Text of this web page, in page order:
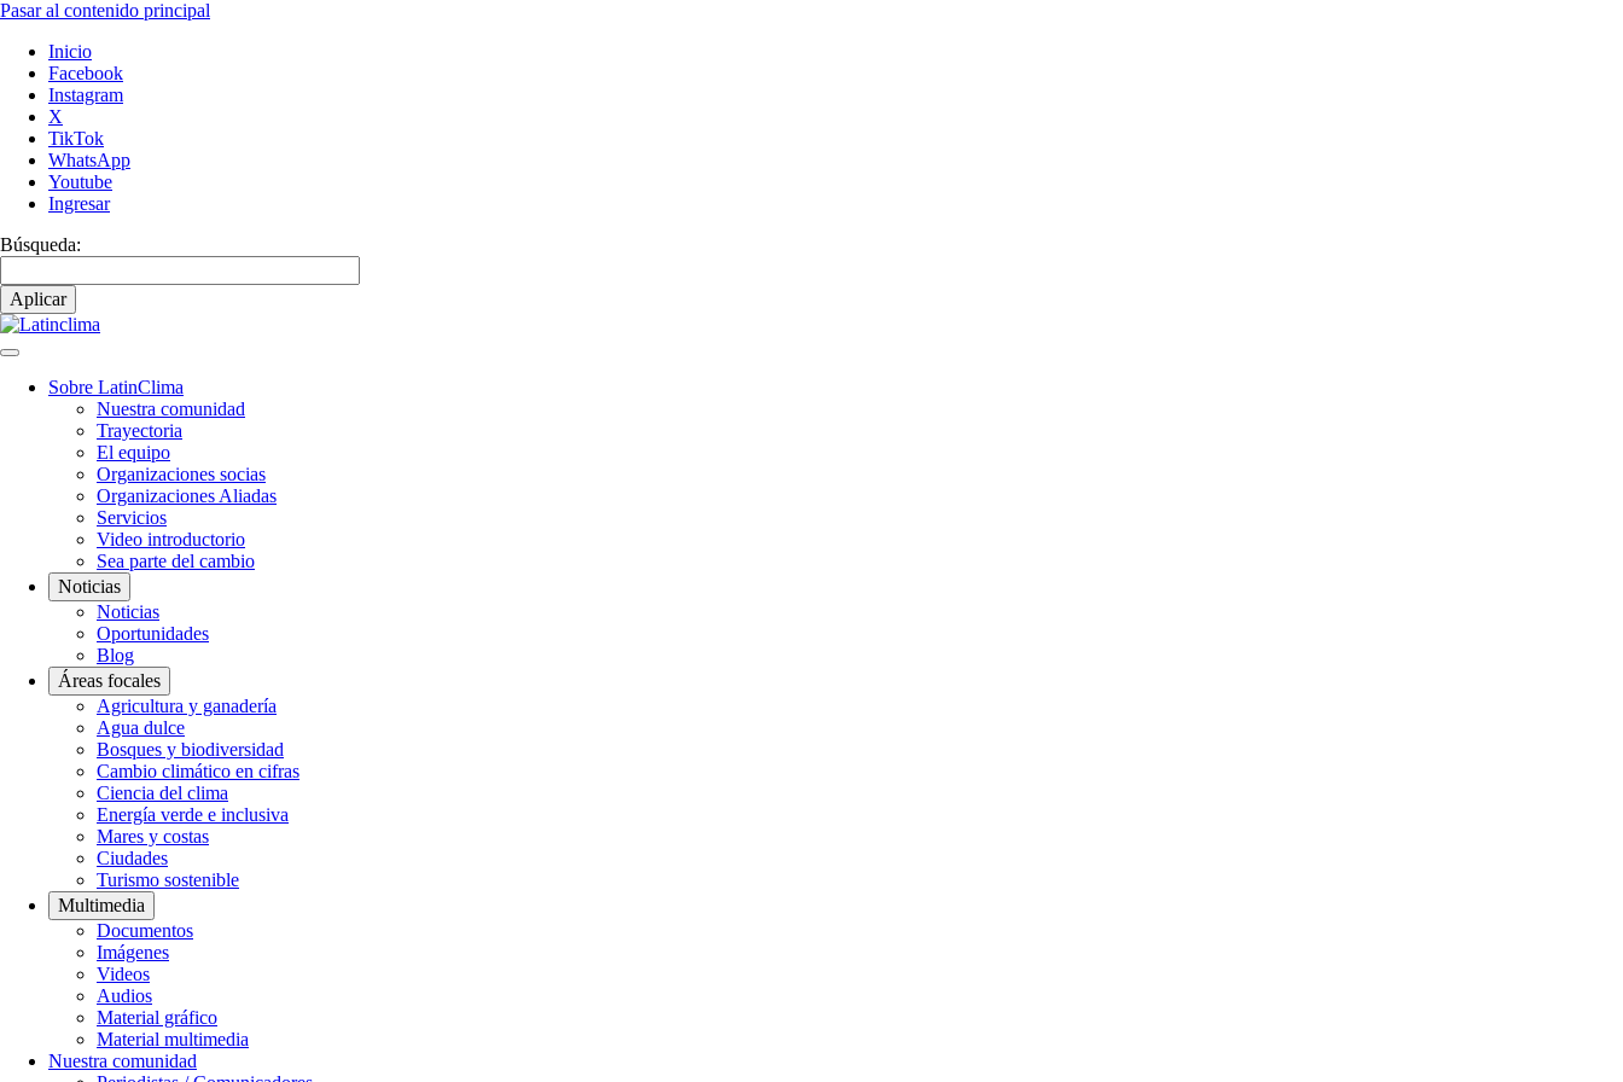
Pasar al contenido principal
Inicio
Facebook
Instagram
X
TikTok
WhatsApp
Youtube
Ingresar
Búsqueda:
Navegación
Sobre LatinClima
Nuestra comunidad
Trayectoria
El equipo
Organizaciones socias
Organizaciones Aliadas
Servicios
Video introductorio
Sea parte del cambio
Noticias
Noticias
Oportunidades
Blog
Áreas focales
Agricultura y ganadería
Agua dulce
Bosques y biodiversidad
Cambio climático en cifras
Ciencia del clima
Energía verde e inclusiva
Mares y costas
Ciudades
Turismo sostenible
Multimedia
Documentos
Imágenes
Videos
Audios
Material gráfico
Material multimedia
Nuestra comunidad